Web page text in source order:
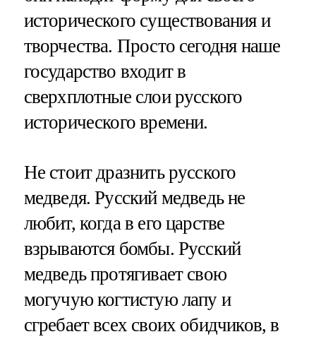
исторического существования и
творчества. Просто сегодня наше
государство входит в
сверхплотные слои русского
исторического времени.
Не стоит дразнить русского
медведя. Русский медведь не
любит, когда в его царстве
взрываются бомбы. Русский
медведь протягивает свою
могучую когтистую лапу и
сгребает всех своих обидчиков, в